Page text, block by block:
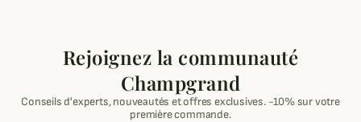
Rejoignez la communauté
Champgrand
Conseils d'experts, nouveautés et offres exclusives. -10% sur votre
première commande.